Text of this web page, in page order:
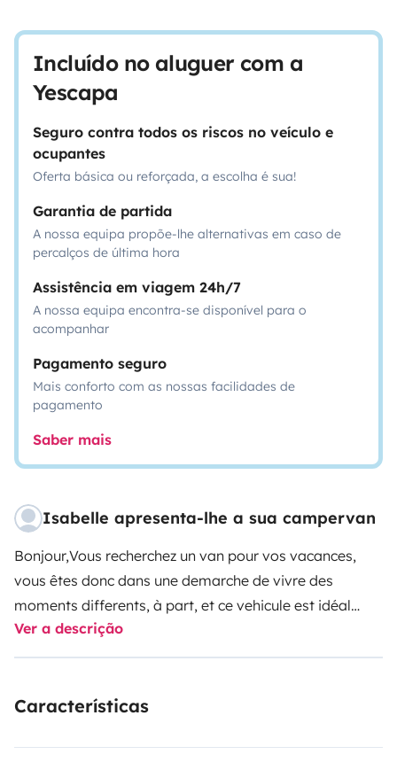
Incluído no aluguer com a
Yescapa
Seguro contra todos os riscos no veículo e
ocupantes
Oferta básica ou reforçada, a escolha é sua!
Garantia de partida
A nossa equipa propõe-lhe alternativas em caso de
percalços de última hora
Assistência em viagem 24h/7
A nossa equipa encontra-se disponível para o
acompanhar
Pagamento seguro
Mais conforto com as nossas facilidades de
pagamento
Saber mais
Isabelle apresenta-lhe a sua campervan
Bonjour,Vous recherchez un van pour vos vacances,
vous êtes donc dans une demarche de vivre des
moments differents, à part, et ce vehicule est idéal
pour se rapprocher de la nature être trés mobil et
s'autoriser une parenthèse inoubliable. Nous attachons
c'est un VW T6 CALIFORNIA COAST extrémement bien
Ver a descrição
Características